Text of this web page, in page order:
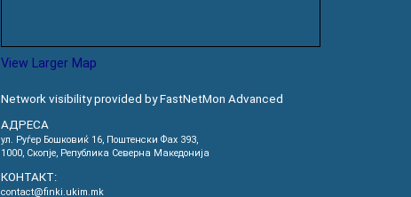
View Larger Map
Network visibility provided by FastNetMon Advanced
АДРЕСА
ул. Руѓер Бошковиќ 16, Пoштенски Фах 393,
1000, Скопје, Република Северна Македонија
КОНТАКТ:
contact@finki.ukim.mk